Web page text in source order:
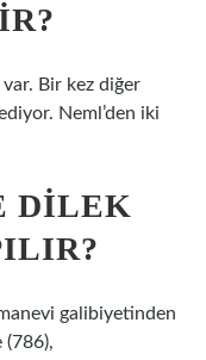
Bir kez diğer
Neml’den iki
DILEK
galibiyetinden
(786),